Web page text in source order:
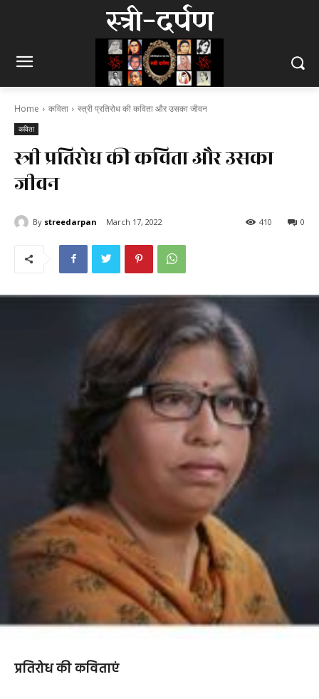
स्त्री-दर्पण
Home कविता स्त्री प्रतिरोध की कविता और उसका जीवन
कविता
स्त्री प्रतिरोध की कविता और उसका
जीवन
By streedarpan March 17, 2022 0
410
प्रतिरोध की कविताएं